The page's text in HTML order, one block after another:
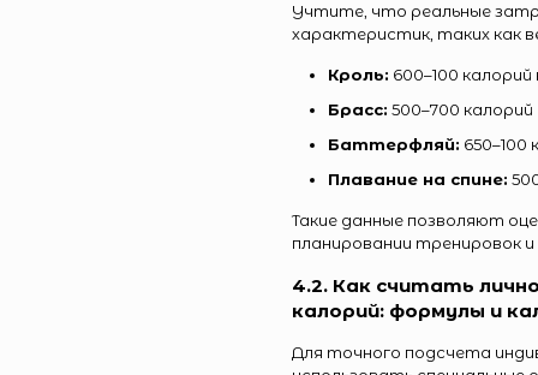
Учтите, что реальные
характеристик, таких как
Кроль: 600–100 калорий
Брасс: 500–700 калорий
Баттерфляй: 650–100
Плавание на спине:
Такие данные позволяют
планировании тренировок
4.2. Как считать
калорий: формулы и
Для точного подсчета